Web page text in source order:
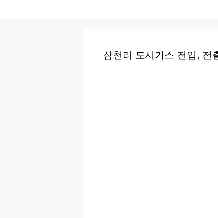
삼천리 도시가스 전입, 전